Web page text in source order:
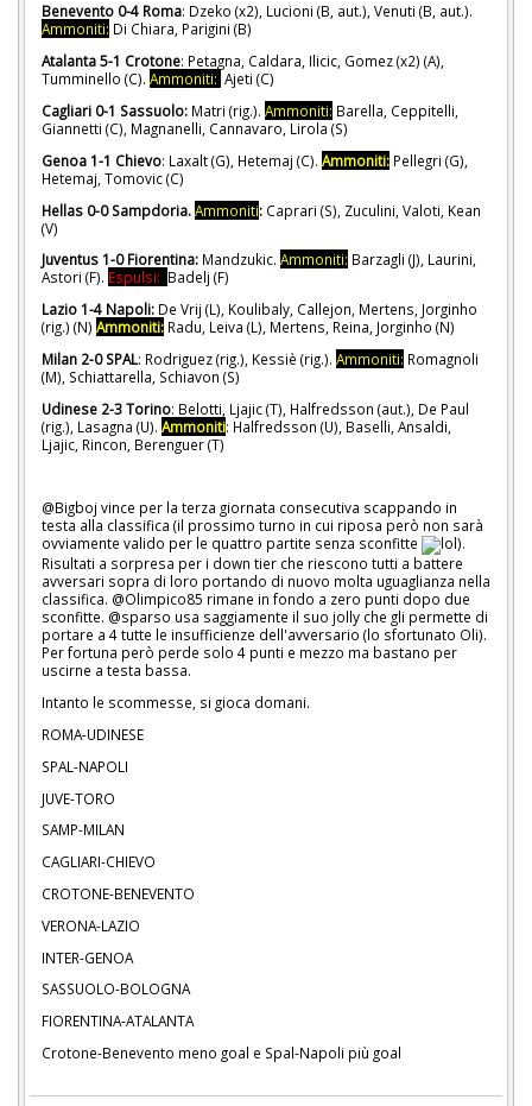
Benevento 0-4 Roma: Dzeko (x2), Lucioni (B, aut.), Venuti (B, aut.).
Ammoniti: Di Chiara, Parigini (B)
Atalanta 5-1 Crotone: Petagna, Caldara, Ilicic, Gomez (x2) (A),
Tumminello (C). Ammoniti: Ajeti (C)
Cagliari 0-1 Sassuolo: Matri (rig.). Ammoniti: Barella, Ceppitelli,
Giannetti (C), Magnanelli, Cannavaro, Lirola (S)
Genoa 1-1 Chievo: Laxalt (G), Hetemaj (C). Ammoniti: Pellegri (G),
Hetemaj, Tomovic (C)
Hellas 0-0 Sampdoria.Ammoniti: Caprari (S), Zuculini, Valoti, Kean
(V)
Juventus 1-0 Fiorentina: Mandzukic. Ammoniti: Barzagli (J), Laurini,
Astori (F). Espulsi: Badelj (F)
Lazio 1-4 Napoli: De Vrij (L), Koulibaly, Callejon, Mertens, Jorginho
(rig.) (N) Ammoniti: Radu, Leiva (L), Mertens, Reina, Jorginho (N)
Milan 2-0 SPAL: Rodriguez (rig.), Kessiè (rig.). Ammoniti: Romagnoli
(M), Schiattarella, Schiavon (S)
Udinese 2-3 Torino: Belotti, Ljajic (T), Halfredsson (aut.), De Paul
(rig.), Lasagna (U). Ammoniti: Halfredsson (U), Baselli, Ansaldi,
Ljajic, Rincon, Berenguer (T)
@Bigboj vince per la terza giornata consecutiva scappando in
testa alla classifica (il prossimo turno in cui riposa però non sarà
ovviamente valido per le quattro partite senza sconfitte
).
Risultati a sorpresa per i down tier che riescono tutti a battere
avversari sopra di loro portando di nuovo molta uguaglianza nella
classifica. @Olimpico85 rimane in fondo a zero punti dopo due
sconfitte. @sparso usa saggiamente il suo jolly che gli permette di
portare a 4 tutte le insufficienze dell'avversario (lo sfortunato Oli).
Per fortuna però perde solo 4 punti e mezzo ma bastano per
uscirne a testa bassa.
Intanto le scommesse, si gioca domani.
ROMA-UDINESE
SPAL-NAPOLI
JUVE-TORO
SAMP-MILAN
CAGLIARI-CHIEVO
CROTONE-BENEVENTO
VERONA-LAZIO
INTER-GENOA
SASSUOLO-BOLOGNA
FIORENTINA-ATALANTA
Crotone-Benevento meno goal e Spal-Napoli più goal